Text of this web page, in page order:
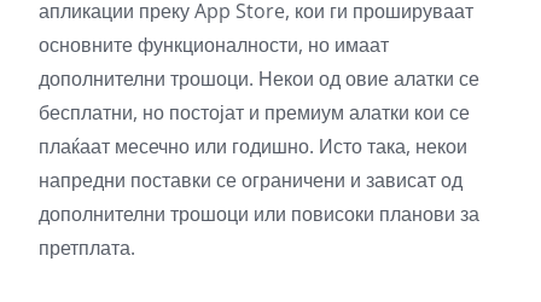
апликации преку App Store, кои ги прошируваат
основните функционалности, но имаат
дополнителни трошоци. Некои од овие алатки се
бесплатни, но постојат и премиум алатки кои се
плаќаат месечно или годишно. Исто така, некои
напредни поставки се ограничени и зависат од
дополнителни трошоци или повисоки планови за
претплата.